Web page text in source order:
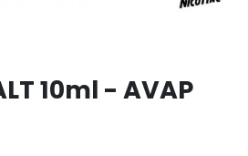
10ml - AVAP